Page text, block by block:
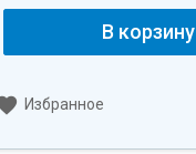
В корзину
Избранное